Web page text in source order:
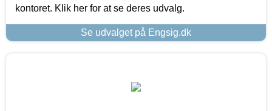
kontoret. Klik her for at se deres udvalg.
Se udvalget på Engsig.dk